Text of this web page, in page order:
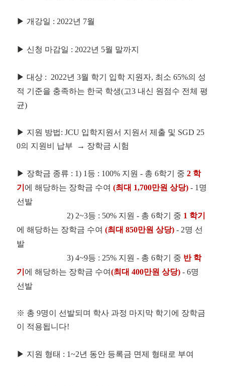
▶ 개강일 : 2022년 7월
▶ 신청 마감일 : 2022년 5월 말까지
▶대상 : 2022년 3월 학기 입학 지원자, 최소 65%의 성
적 기준을 충족하는 한국 학생(고3 내신 원점수 전체 평
균)
▶ 지원 방법: JCU 입학지원서 지원서 제출 및 SGD 25
0의 지원비 납부  → 장학금 시험
▶ 장학금 종류 : 1) 1등 : 100% 지원 - 총 6학기 중 2 학
기 에 해당하는 장학금 수여 (최대 1,700만원 상당) - 1명
선발
2) 2~3등 : 50% 지원 - 총 6학기 중 1 학기
에 해당하는 장학금 수여 (최대 850만원 상당) - 2명 선
발
3) 4~9등 : 25% 지원 - 총 6학기 중 반 학
기 에 해당하는 장학금 수여(최대 400만원 상당) - 6명
선발
※ 총 9명이 선발되며 학사 과정 마지막 학기에 장학금
이 적용됩니다!
▶ 지원 형태 : 1~2년 동안 등록금 면제 형태로 부여